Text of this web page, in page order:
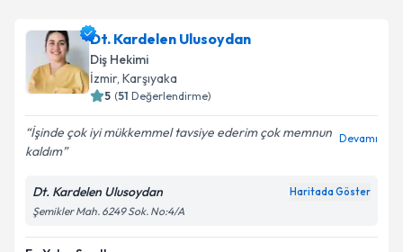
Dt. Kardelen Ulusoydan
Diş Hekimi
İzmir, Karşıyaka
5 (51 Değerlendirme)
İşinde çok iyi mükkemmel tavsiye ederim çok memnun
kaldım
Devamı
Dt. Kardelen Ulusoydan Haritada Göster
Şemikler Mah. 6249 Sok. No:4/A